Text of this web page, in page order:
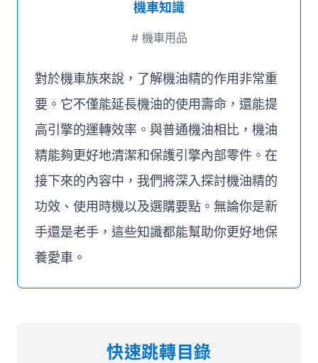
機車知識
# 機車用品
對於機車族來說，了解機油精的作用非常重
要。它不僅能延長機油的使用壽命，還能提
高引擎的運轉效率。與普通機油相比，機油
精能夠更好地清潔和保護引擎內部零件。在
接下來的內容中，我們將深入探討機油精的
功效、使用時機以及選購要點。無論你是新
手還是老手，這些知識都能幫助你更好地保
養愛車。
快速跳轉目錄